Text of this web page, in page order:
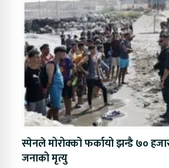
स्पेनले मोरोक्को फर्कायो झन्डै ७०
जनाको मृत्यु